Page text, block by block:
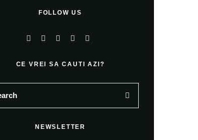
FOLLOW US
CE VREI SA CAUTI AZI?
NEWSLETTER